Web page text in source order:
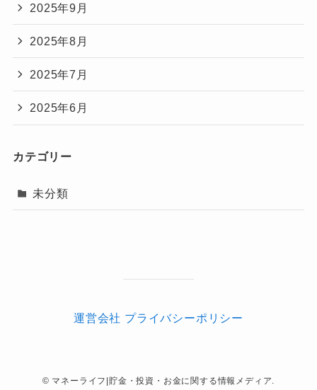
2025年9月
2025年8月
2025年7月
2025年6月
カテゴリー
未分類
運営会社 プライバシーポリシー
© マネーライフ|貯金・投資・お金に関する情報メディア.